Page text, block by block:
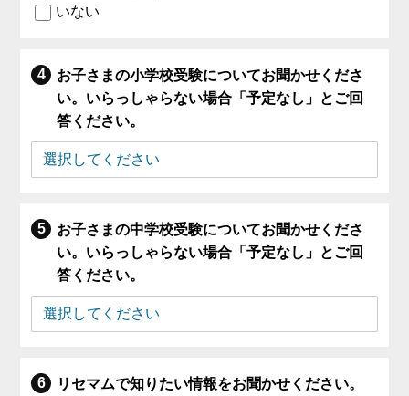
いない
お子さまの小学校受験についてお聞かせくださ
い。いらっしゃらない場合「予定なし」とご回
答ください。
お子さまの中学校受験についてお聞かせくださ
い。いらっしゃらない場合「予定なし」とご回
答ください。
リセマムで知りたい情報をお聞かせください。